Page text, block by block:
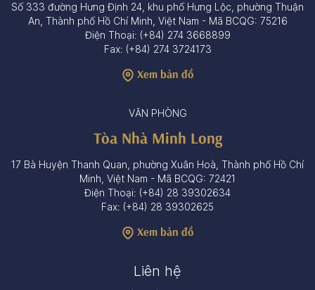
Số 333 đường Hưng Định 24, khu phố Hưng Lộc, phường Thuận
An, Thành phố Hồ Chí Minh, Việt Nam - Mã BCQG: 75216
Điện Thoại: (+84) 274 3668899
Fax: (+84) 274 3724173
Xem bản đồ
VĂN PHÒNG
Tòa Nhà Minh Long
17 Bà Huyện Thanh Quan, phường Xuân Hoà, Thành phố Hồ Chí
Minh, Việt Nam - Mã BCQG: 72421
Điện Thoại: (+84) 28 39302634
Fax: (+84) 28 39302625
Xem bản đồ
Liên hệ